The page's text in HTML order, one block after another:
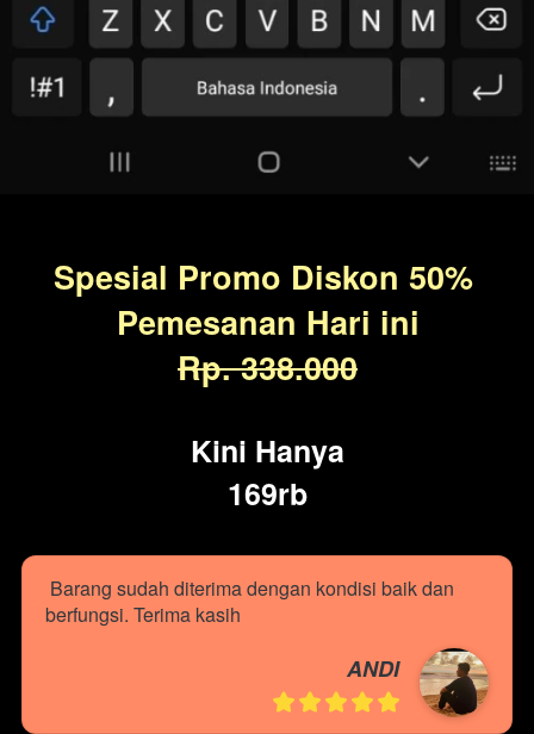
Spesial Promo Diskon 50%
Pemesanan Hari ini
Rp. 338.000
Kini Hanya
169rb
Barang sudah diterima dengan kondisi baik dan
berfungsi. Terima kasih
ANDI